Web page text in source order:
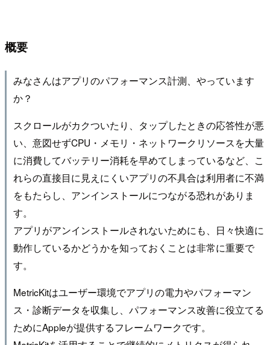
概要
みなさんはアプリのパフォーマンス計測、やっています
か？
スクロールがカクついたり、タップしたときの応答性が悪
い、意図せずCPU・メモリ・ネットワークリソースを大量
に消費してバッテリー消耗を早めてしまっているなど、こ
れらの直接目に見えにくいアプリの不具合は利用者に不満
をもたらし、アンインストールにつながる恐れがありま
す。
アプリがアンインストールされないためにも、日々快適に
動作しているかどうかを知っておくことは非常に重要で
す。
MetricKitはユーザー環境でアプリの電力やパフォーマン
ス・診断データを収集し、パフォーマンス改善に役立てる
ためにAppleが提供するフレームワークです。